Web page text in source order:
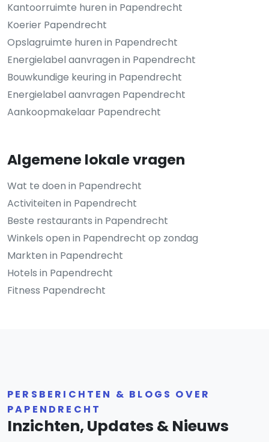
Kantoorruimte huren in Papendrecht
Koerier Papendrecht
Opslagruimte huren in Papendrecht
Energielabel aanvragen in Papendrecht
Bouwkundige keuring in Papendrecht
Energielabel aanvragen Papendrecht
Aankoopmakelaar Papendrecht
Algemene lokale vragen
Wat te doen in Papendrecht
Activiteiten in Papendrecht
Beste restaurants in Papendrecht
Winkels open in Papendrecht op zondag
Markten in Papendrecht
Hotels in Papendrecht
Fitness Papendrecht
PERSBERICHTEN & BLOGS OVER
PAPENDRECHT
Inzichten, Updates & Nieuws